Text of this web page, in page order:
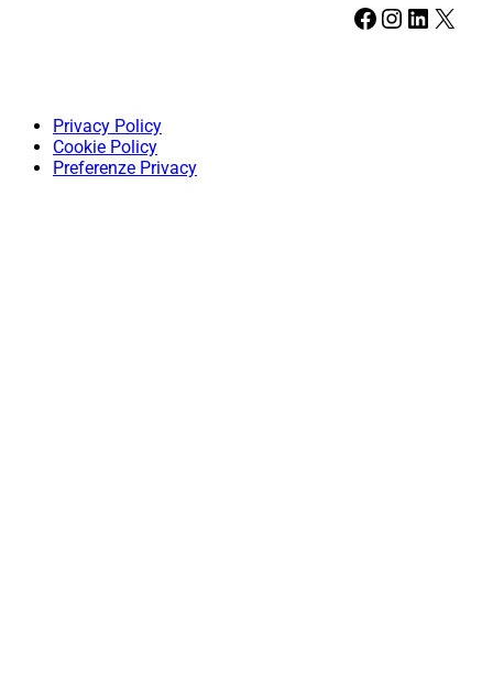
Facebook Instagram LinkedIn X
Privacy Policy
Cookie Policy
Preferenze Privacy